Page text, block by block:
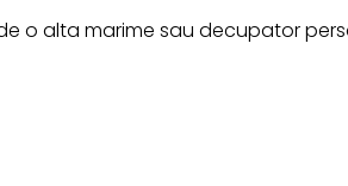
o alta marime sau decupator